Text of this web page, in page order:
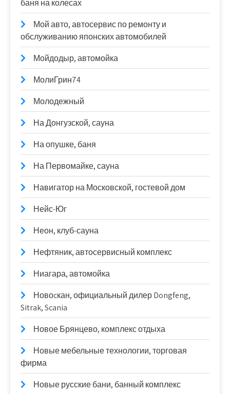
баня на колесах
Мой авто, автосервис по ремонту и
обслуживанию японских автомобилей
Мойдодыр, автомойка
МолиГрин74
Молодежный
На Донгузской, сауна
На опушке, баня
На Первомайке, сауна
Навигатор на Московской, гостевой дом
Нейс-Юг
Неон, клуб-сауна
Нефтяник, автосервисный комплекс
Ниагара, автомойка
Новоcкан, официальный дилер Dongfeng,
Sitrak, Scania
Новое Брянцево, комплекс отдыха
Новые мебельные технологии, торговая
фирма
Новые русские бани, банный комплекс